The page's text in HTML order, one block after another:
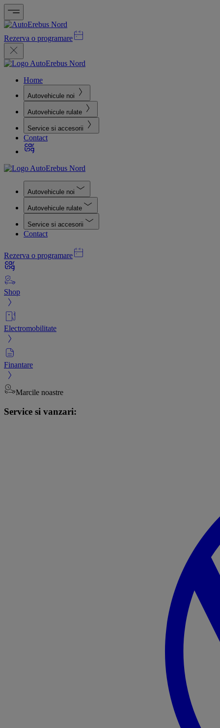
Rezerva o programare
Home
Autovehicule noi
Autovehicule rulate
Service si accesorii
Contact
Autovehicule noi
Autovehicule rulate
Service si accesorii
Contact
Rezerva o programare
Shop
Electromobilitate
Finantare
Marcile noastre
Service si vanzari: